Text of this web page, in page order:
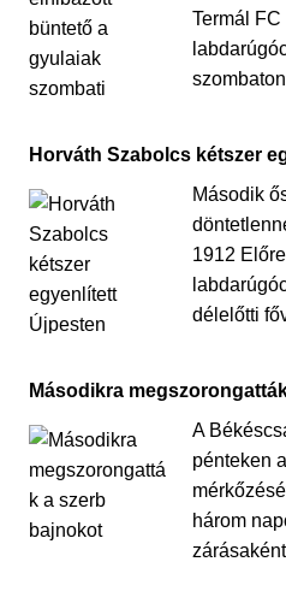
Termál FC
Horváth Szabolcs kétszer
Második
1912
délelőtti
Másodikra
A
pénteken
három